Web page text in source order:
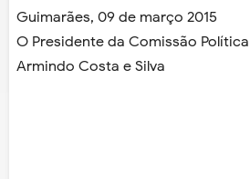
Guimarães, 09 de março 2015
O Presidente da Comissão Política
Armindo Costa e Silva